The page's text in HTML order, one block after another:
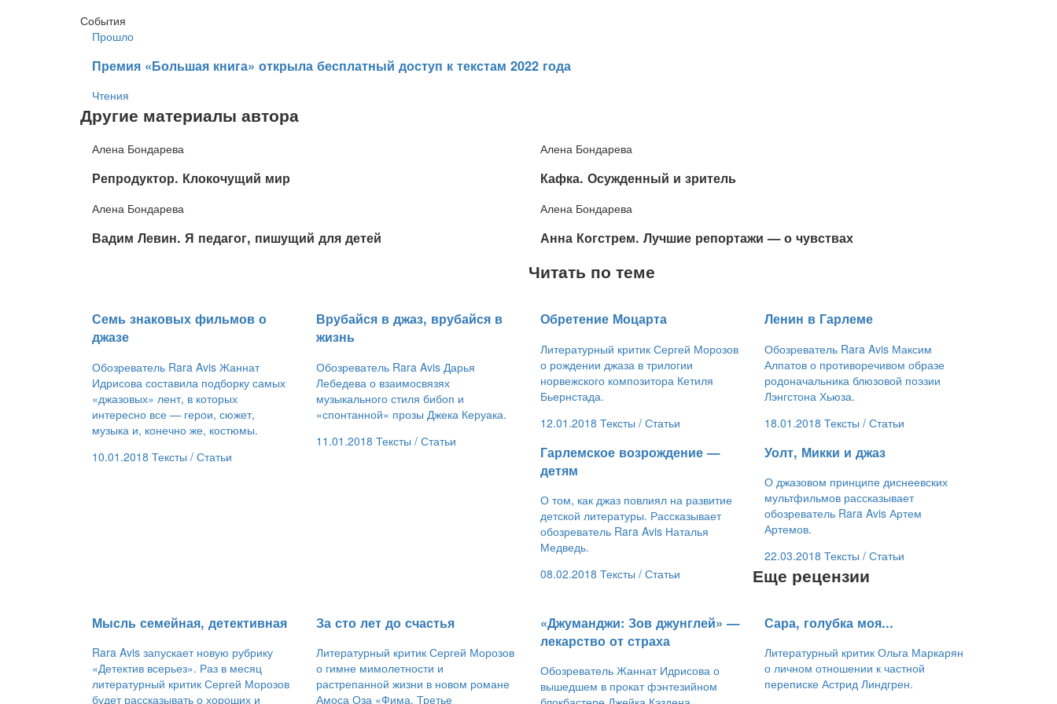
События
Прошло
​Премия «Большая книга» открыла бесплатный доступ к текстам 2022 года
Чтения
Другие материалы автора
Алена Бондарева
​Репродуктор. Клокочущий мир
Алена Бондарева
​Кафка. Осужденный и зритель
Алена Бондарева
​Вадим Левин. Я педагог, пишущий для детей
Алена Бондарева
​Анна Когстрем. Лучшие репортажи — о чувствах
Читать по теме
​Семь знаковых фильмов о
джазе
Обозреватель Rara Avis Жаннат
Идрисова составила подборку самых
«джазовых» лент, в которых
интересно все — герои, сюжет,
музыка и, конечно же, костюмы.
10.01.2018 Тексты / Статьи
​Врубайся в джаз, врубайся в
жизнь
Обозреватель Rara Avis Дарья
Лебедева о взаимосвязях
музыкального стиля бибоп и
«спонтанной» прозы Джека Керуака.
11.01.2018 Тексты / Статьи
​Обретение Моцарта
Литературный критик Сергей Морозов
о рождении джаза в трилогии
норвежского композитора Кетиля
Бьернстада.
12.01.2018 Тексты / Статьи
​Ленин в Гарлеме
Обозреватель Rara Avis Максим
Алпатов о противоречивом образе
родоначальника блюзовой поэзии
Лэнгстона Хьюза.
18.01.2018 Тексты / Статьи
​Гарлемское возрождение —
детям
О том, как джаз повлиял на развитие
детской литературы. Рассказывает
обозреватель Rara Avis Наталья
Медведь.
08.02.2018 Тексты / Статьи
​Уолт, Микки и джаз
О джазовом принципе диснеевских
мультфильмов рассказывает
обозреватель Rara Avis Артем
Артемов.
22.03.2018 Тексты / Статьи
Еще рецензии
​Мысль семейная, детективная
Rara Avis запускает новую рубрику
«Детектив всерьез». Раз в месяц
литературный критик Сергей Морозов
будет рассказывать о хороших и
​За сто лет до счастья
Литературный критик Сергей Морозов
о гимне мимолетности и
растрепанной жизни в новом романе
Амоса Оза «Фима. Третье
​«Джуманджи: Зов джунглей» —
лекарство от страха
Обозреватель Жаннат Идрисова о
вышедшем в прокат фэнтезийном
​Сара, голубка моя...
Литературный критик Ольга Маркарян
о личном отношении к частной
переписке Астрид Линдгрен.